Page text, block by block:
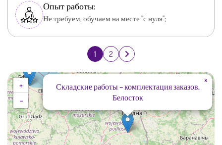
Опыт работы:
Не требуем, обучаем на месте "с нуля";
1 2
Складские работы – комплектация заказов,
Белосток
×
+
−